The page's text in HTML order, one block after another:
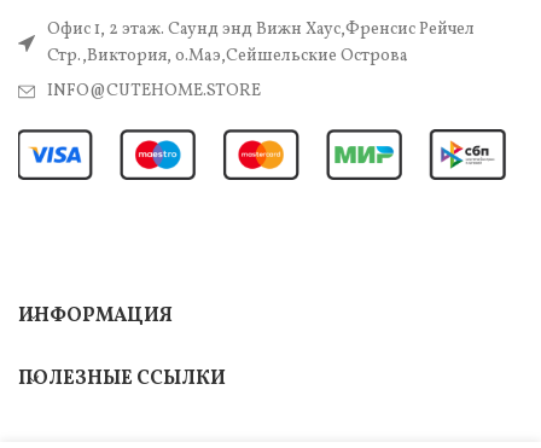
Офис 1, 2 этаж. Саунд энд Вижн Хаус,Френсис Рейчел
Стр.,Виктория, о.Маэ,Сейшельские Острова
INFO@CUTEHOME.STORE
ИНФОРМАЦИЯ
ПОЛЕЗНЫЕ ССЫЛКИ